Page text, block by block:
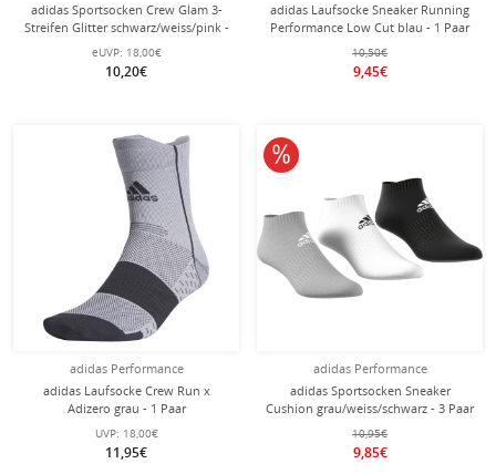
adidas Sportsocken Crew Glam 3-
Streifen Glitter schwarz/weiss/pink -
3 Paar
eUVP: 18,00€
10,20€
adidas Laufsocke Sneaker Running
Performance Low Cut blau - 1 Paar
10,50€
9,45€
adidas Performance
adidas Laufsocke Crew Run x
Adizero grau - 1 Paar
UVP: 18,00€
11,95€
adidas Performance
adidas Sportsocken Sneaker
Cushion grau/weiss/schwarz - 3 Paar
10,95€
9,85€
10% reduziert